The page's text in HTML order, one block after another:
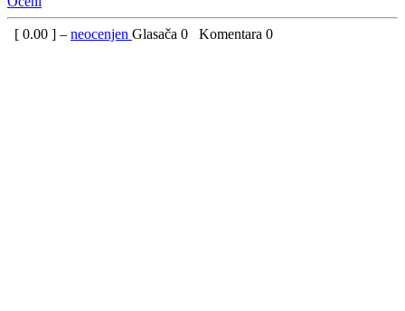
[ 0.00 ] – neocenjen Glasača 0 Komentara 0